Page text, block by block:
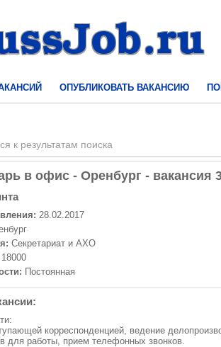
ОПУБЛИКОВАТЬ ВАКАНСИЮ
к результатам поиска
в офис - Оренбург - вакансия
28.02.2017
Секретариат и АХО
18000
Постоянная
корреспонденцией, ведение
для работы, прием телефонных звонков.